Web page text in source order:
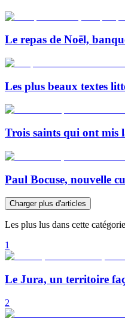
Le repas de Noël,
Les plus beaux textes
Trois saints qui ont mis
Paul Bocuse, nouvelle
Charger plus d'articles
Les plus lus dans cette
1
Le Jura, un territoire
2